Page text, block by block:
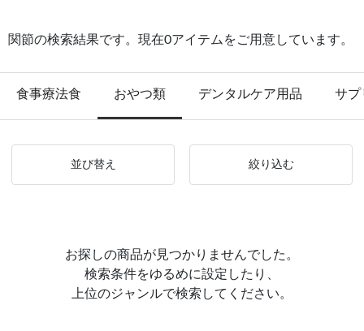
関節の検索結果です。現在0アイテムをご用意しています。
食事療法食 おやつ類 デンタルケア用品 サプ
並び替え 絞り込む
お探しの商品が見つかりませんでした。
検索条件をゆるめに設定したり、
上位のジャンルで検索してください。